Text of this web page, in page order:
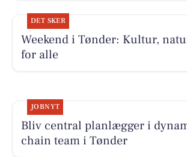
DET SKER
Weekend i Tønder: Kultur,
for alle
JOBNYT
Bliv central planlægger i
chain team i Tønder